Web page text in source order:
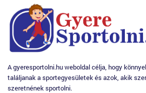
A gyeresportolni.hu weboldal célja, hogy
találjanak a sportegyesületek és azok, akik
szeretnének sportolni.